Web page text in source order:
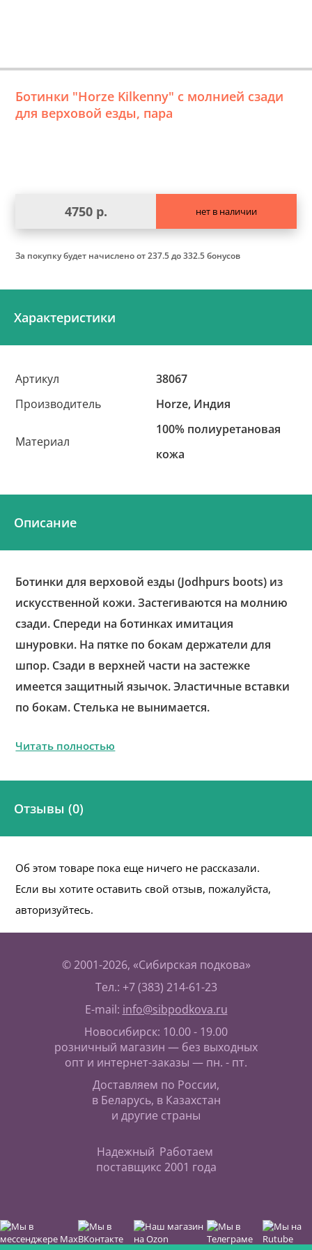
Ботинки "Horze Kilkenny" с молнией сзади
для верховой езды, пара
4750 р. нет в наличии
За покупку будет начисленоот 237.5 до 332.5 бонусов
Характеристики
Артикул
38067
Производитель
Horze, Индия
Материал
100% полиуретановая
кожа
Описание
Ботинки для верховой езды (Jodhpurs boots) из
искусственной кожи. Застегиваются на молнию
сзади. Спереди на ботинках имитация
шнуровки. На пятке по бокам держатели для
шпор. Сзади в верхней части на застежке
имеется защитный язычок. Эластичные вставки
по бокам. Стелька не вынимается.
Читать полностью
Отзывы (0)
Об этом товаре пока еще ничего не рассказали.
Если вы хотите оставить свой отзыв, пожалуйста,
авторизуйтесь.
© 2001-2026, «Сибирская подкова»
Тел.: +7 (383) 214-61-23
E-mail: info@sibpodkova.ru
Новосибирск: 10.00 - 19.00
розничный магазин — без выходных
опт и интернет-заказы — пн. - пт.
Доставляем по России,
в Беларусь, в Казахстан
и другие страны
Надежный
поставщик
Работаем
с 2001 года